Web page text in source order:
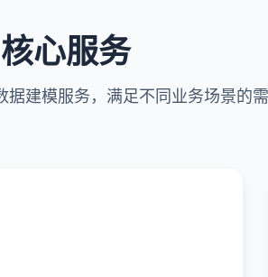
核心服务
据建模服务，满足不同业务场景的